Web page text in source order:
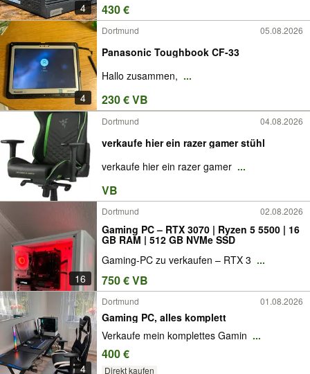
4 430 €
4
Dortmund 05.08.2026
Panasonic Toughbook CF-33
Hallo zusammen, ...
230 € VB
Dortmund 04.08.2026
verkaufe hier ein razer gamer stühl
verkaufe hier ein razer gamer ...
VB
16
Dortmund 02.08.2026
Gaming PC – RTX 3070 | Ryzen 5 5500 | 16
GB RAM | 512 GB NVMe SSD
Gaming-PC zu verkaufen – RTX 3 ...
750 € VB
4
Dortmund 01.08.2026
Gaming PC, alles komplett
Verkaufe mein komplettes Gamin ...
400 €
Direkt kaufen